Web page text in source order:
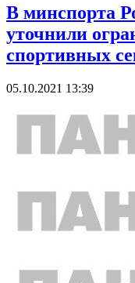
В минспорта
уточнили
спортивных
05.10.2021 13:39